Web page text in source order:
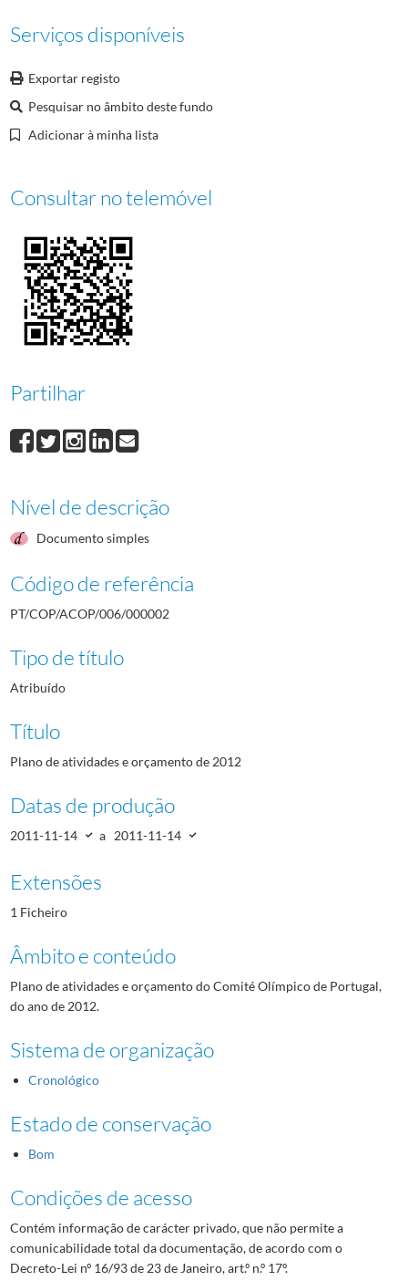
Serviços disponíveis
Exportar registo
Pesquisar no âmbito deste fundo
Adicionar à minha lista
Consultar no telemóvel
Partilhar
Nível de descrição
Documento simples
Código de referência
PT/COP/ACOP/006/000002
Tipo de título
Atribuído
Título
Plano de atividades e orçamento de 2012
Datas de produção
2011-11-14 a 2011-11-14
Extensões
1 Ficheiro
Âmbito e conteúdo
Plano de atividades e orçamento do Comité Olímpico de Portugal,
do ano de 2012.
Sistema de organização
Cronológico
Estado de conservação
Bom
Condições de acesso
Contém informação de carácter privado, que não permite a
comunicabilidade total da documentação, de acordo com o
Decreto-Lei nº 16/93 de 23 de Janeiro, art.º n.º 17º.